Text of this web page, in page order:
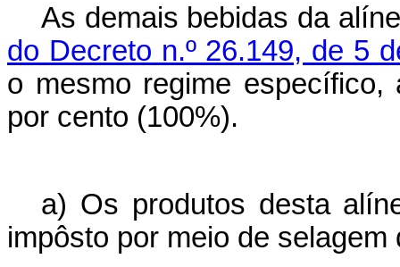
As demais bebidas da
do Decreto n.º 26.149, de 5
o mesmo regime
por cento (100%).
a) Os produtos desta
impôsto por meio de selagem